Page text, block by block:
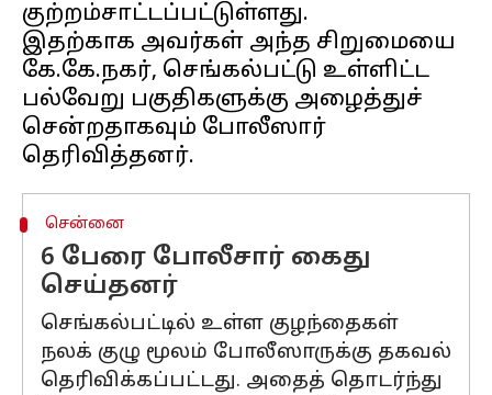
குற்றம்சாட்டப்பட்டுள்ளது.
இதற்காக அவர்கள் அந்த சிறுமையை
கே.கே.நகர், செங்கல்பட்டு உள்ளிட்ட
பல்வேறு பகுதிகளுக்கு அழைத்துச்
சென்றதாகவும் போலீஸார்
சென்னை
6 பேரை போலீசார் கைது
செய்தனர்
செங்கல்பட்டில் உள்ள குழந்தைகள்
நலக் குழு மூலம் போலீஸாருக்கு தகவல்
தெரிவிக்கப்பட்டது. அதைத் தொடர்ந்து